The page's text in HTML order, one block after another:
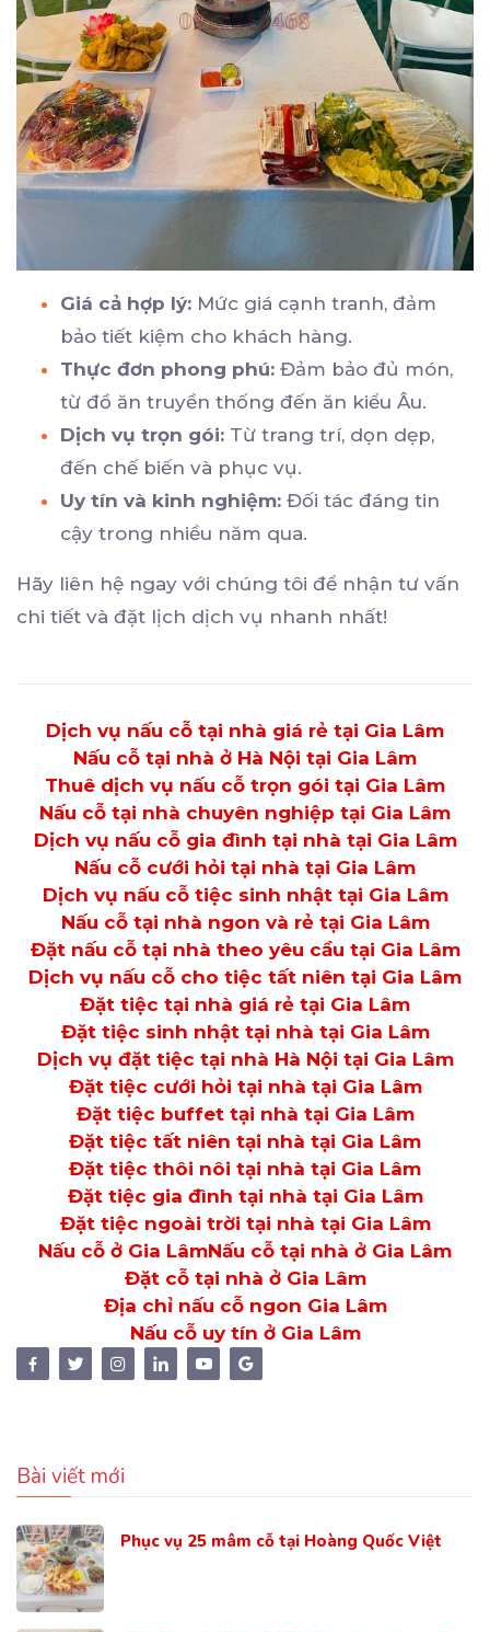
Giá cả hợp lý: Mức giá cạnh tranh, đảm
bảo tiết kiệm cho khách hàng.
Thực đơn phong phú: Đảm bảo đủ món,
từ đồ ăn truyền thống đến ăn kiểu Âu.
Dịch vụ trọn gói: Từ trang trí, dọn dẹp,
đến chế biến và phục vụ.
Uy tín và kinh nghiệm: Đối tác đáng tin
cậy trong nhiều năm qua.
Hãy liên hệ ngay với chúng tôi để nhận tư vấn
chi tiết và đặt lịch dịch vụ nhanh nhất!
Dịch vụ nấu cỗ tại nhà giá rẻ tại Gia Lâm
Nấu cỗ tại nhà ở Hà Nội tại Gia Lâm
Thuê dịch vụ nấu cỗ trọn gói tại Gia Lâm
Nấu cỗ tại nhà chuyên nghiệp tại Gia Lâm
Dịch vụ nấu cỗ gia đình tại nhà tại Gia Lâm
Nấu cỗ cưới hỏi tại nhà tại Gia Lâm
Dịch vụ nấu cỗ tiệc sinh nhật tại Gia Lâm
Nấu cỗ tại nhà ngon và rẻ tại Gia Lâm
Đặt nấu cỗ tại nhà theo yêu cầu tại Gia Lâm
Dịch vụ nấu cỗ cho tiệc tất niên tại Gia Lâm
Đặt tiệc tại nhà giá rẻ tại Gia Lâm
Đặt tiệc sinh nhật tại nhà tại Gia Lâm
Dịch vụ đặt tiệc tại nhà Hà Nội tại Gia Lâm
Đặt tiệc cưới hỏi tại nhà tại Gia Lâm
Đặt tiệc buffet tại nhà tại Gia Lâm
Đặt tiệc tất niên tại nhà tại Gia Lâm
Đặt tiệc thôi nôi tại nhà tại Gia Lâm
Đặt tiệc gia đình tại nhà tại Gia Lâm
Đặt tiệc ngoài trời tại nhà tại Gia Lâm
Nấu cỗ ở Gia LâmNấu cỗ tại nhà ở Gia Lâm
Đặt cỗ tại nhà ở Gia Lâm
Địa chỉ nấu cỗ ngon Gia Lâm
Nấu cỗ uy tín ở Gia Lâm
Bài viết mới
Phục vụ 25 mâm cỗ tại Hoàng Quốc Việt